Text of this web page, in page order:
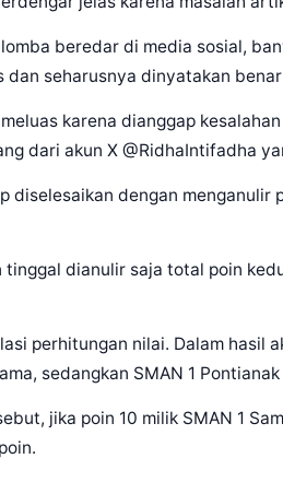
beredar di media sosial,
dan seharusnya dinyatakan
karena dianggap
dari akun X @RidhaIntifadha
diselesaikan dengan
tinggal dianulir saja total poin
perhitungan nilai. Dalam hasil
sedangkan SMAN 1
jika poin 10 milik SMAN 1